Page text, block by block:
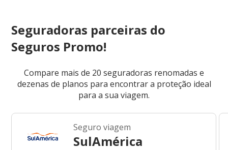
Seguradoras parceiras do
Seguros Promo!
Compare mais de 20 seguradoras renomadas e
dezenas de planos para encontrar a proteção ideal
para a sua viagem.
Seguro viagem
SulAmérica